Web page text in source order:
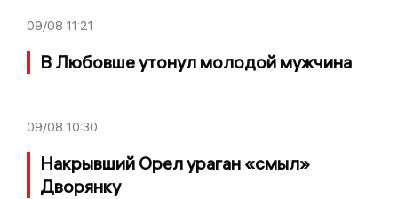
09/08 11:21
В Любовше утонул молодой мужчина
09/08 10:30
Накрывший Орел ураган «смыл»
Дворянку